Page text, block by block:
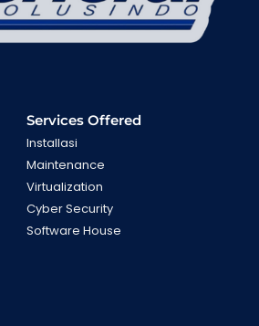
Services Offered
Installasi
Maintenance
Virtualization
Cyber Security
Software House